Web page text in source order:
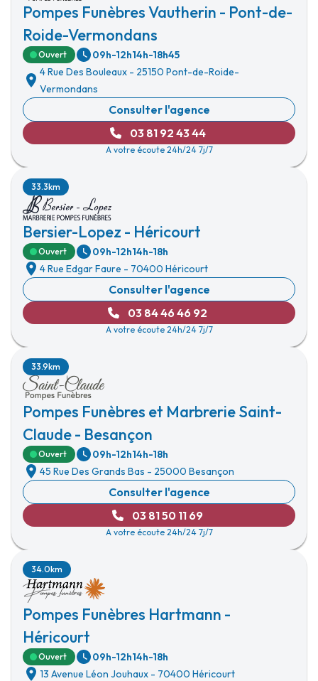
Pompes Funèbres Vautherin - Pont-de-
Roide-Vermondans
Ouvert 09h-12h14h-18h45
4 Rue Des Bouleaux - 25150 Pont-de-Roide-
Vermondans
Consulter l'agence
03 81 92 43 44
A votre écoute 24h/24 7j/7
Bersier-Lopez - Héricourt
33.3km
Ouvert 09h-12h14h-18h
4 Rue Edgar Faure - 70400 Héricourt
Consulter l'agence
03 84 46 46 92
A votre écoute 24h/24 7j/7
Pompes Funèbres et Marbrerie Saint-
Claude - Besançon
33.9km
Ouvert 09h-12h14h-18h
45 Rue Des Grands Bas - 25000 Besançon
Consulter l'agence
03 81 50 11 69
A votre écoute 24h/24 7j/7
Pompes Funèbres Hartmann -
Héricourt
34.0km
Ouvert 09h-12h14h-18h
13 Avenue Léon Jouhaux - 70400 Héricourt